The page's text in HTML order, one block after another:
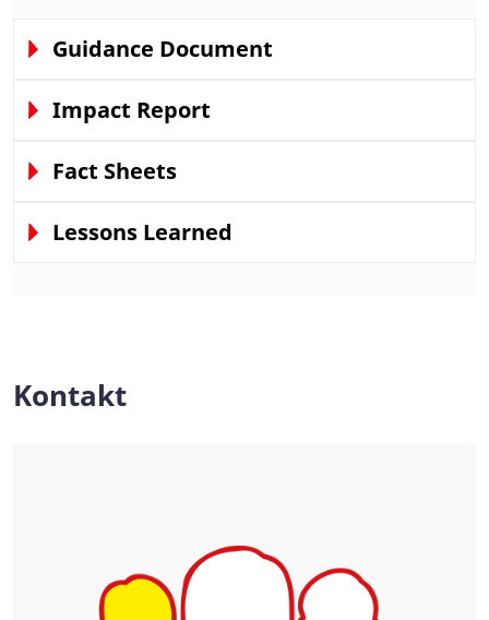
Guidance Document
Impact Report
Fact Sheets
Lessons Learned
Kontakt